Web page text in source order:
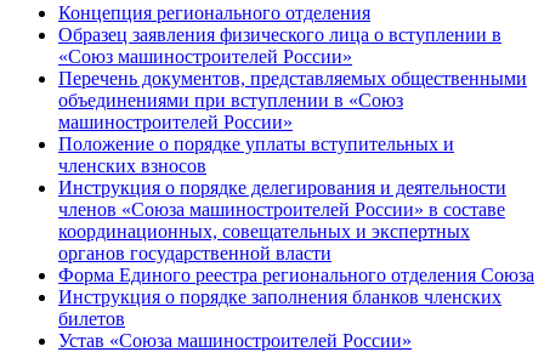
Концепция регионального отделения
Образец заявления физического лица о вступлении в
«Союз машиностроителей России»
Перечень документов, представляемых общественными
объединениями при вступлении в «Союз
машиностроителей России»
Положение о порядке уплаты вступительных и
членских взносов
Инструкция о порядке делегирования и деятельности
членов «Союза машиностроителей России» в составе
координационных, совещательных и экспертных
органов государственной власти
Форма Единого реестра регионального отделения Союза
Инструкция о порядке заполнения бланков членских
билетов
Устав «Союза машиностроителей России»